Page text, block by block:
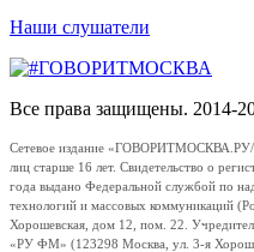
Наши слушатели
Все права защищены. 2014-
Сетевое издание «ГОВОРИТМОСКВА.РУ/
лиц старше 16 лет. Свидетельство о
года выдано Федеральной службой по
технологий и массовых коммуникаций
Хорошевская, дом 12, пом. 22.
«РУ ФМ» (123298 Москва, ул. 3-я